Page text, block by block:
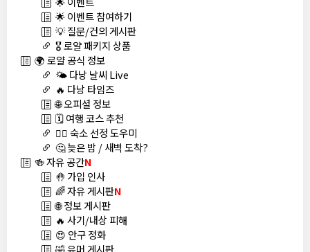
🌟 이벤트 참여하기
💡 질문/건의 게시판
🎖️ 로얄 패키지 상품
🌍 로얄 공식 정보
🌤️ 다낭 날씨 Live
🔥 다낭 타임즈
🌐 오피셜 정보
🗓️ 여행 코스 추천
🏊‍♀️ 숙소 선정 도우미
🤔 늦은 밤 / 새벽 도착?
🍻 자유 공간N
🤚 가입 인사
🌈 자유 게시판N
🌐 정보 게시판
🔥 사기/내상 피해
😍 안구 정화
🤣 유머 게시판